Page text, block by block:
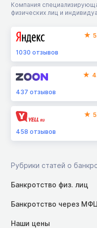
Компания
физических лиц и
1030 отзывов
437 отзывов
458 отзывов
Рубрики статей о
Банкротство физ. лиц
Банкротство через
Наши цены